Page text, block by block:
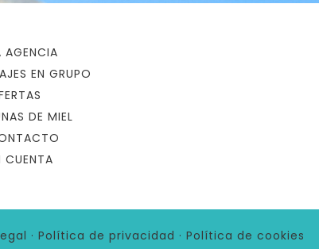
AGENCIA
EN GRUPO
DE MIEL
CUENTA
· Política de privacidad · Política de cookies